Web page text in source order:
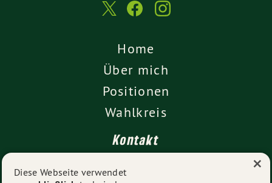
Home
Über mich
Positionen
Wahlkreis
Kontakt
Diese Webseite verwendet ×